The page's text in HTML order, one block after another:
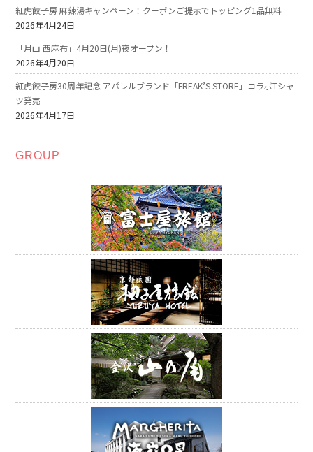
紅虎餃子房 麻辣湯キャンペーン！クーポンご提示でトッピング1品無料
2026年4月24日
「月山 西麻布」4月20日(月)夜オープン！
2026年4月20日
紅虎餃子房30周年記念 アパレルブランド「FREAK’S STORE」コラボTシャ
ツ発売
2026年4月17日
GROUP